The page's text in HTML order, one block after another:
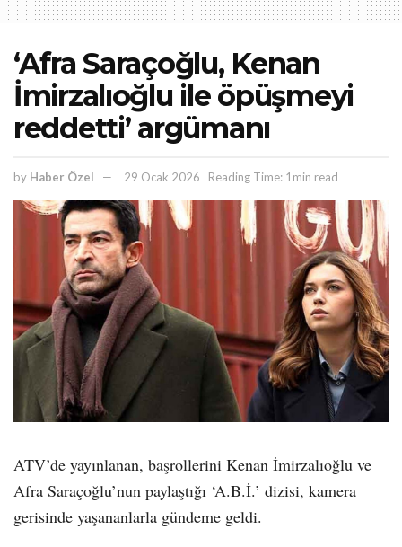
‘Afra Saraçoğlu, Kenan
İmirzalıoğlu ile öpüşmeyi
reddetti’ argümanı
by Haber Özel 29 Ocak 2026 Reading Time: 1min read
ATV’de yayınlanan, başrollerini Kenan İmirzalıoğlu ve
Afra Saraçoğlu’nun paylaştığı ‘A.B.İ.’ dizisi, kamera
gerisinde yaşananlarla gündeme geldi.